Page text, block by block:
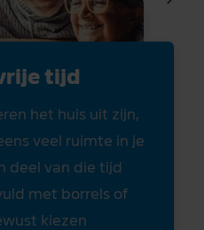
tijd
het huis uit zijn,
veel ruimte in je
deel van die tijd
met borrels of
kiezen